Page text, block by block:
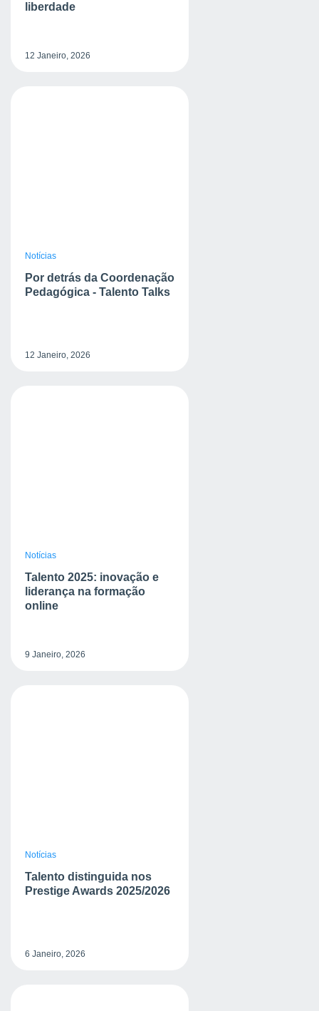
12 Janeiro, 2026
liberdade
Notícias
12 Janeiro, 2026
Por detrás da Coordenação
Pedagógica - Talento Talks
Notícias
9 Janeiro, 2026
Talento 2025: inovação e
liderança na formação
online
Notícias
6 Janeiro, 2026
Talento distinguida nos
Prestige Awards 2025/2026